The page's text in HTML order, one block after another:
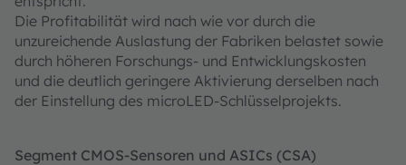
Die Profitabilität wird nach wie vor durch die
unzureichende Auslastung der Fabriken belastet sowie
durch höheren Forschungs- und Entwicklungskosten
und die deutlich geringere Aktivierung derselben nach
der Einstellung des microLED-Schlüsselprojekts.
Segment CMOS-Sensoren und ASICs (CSA)